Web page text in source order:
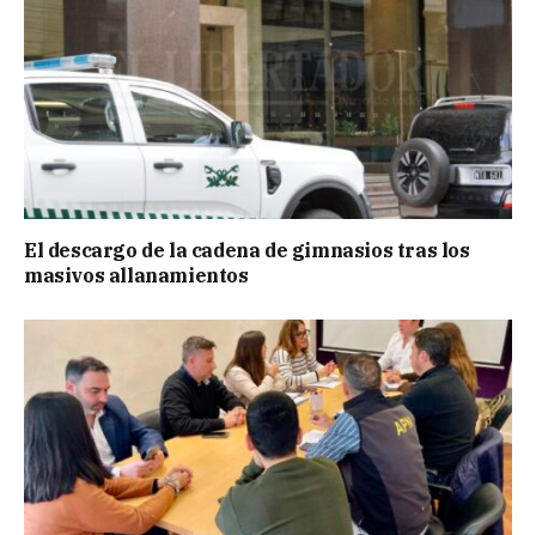
El descargo de la cadena de gimnasios tras los
masivos allanamientos